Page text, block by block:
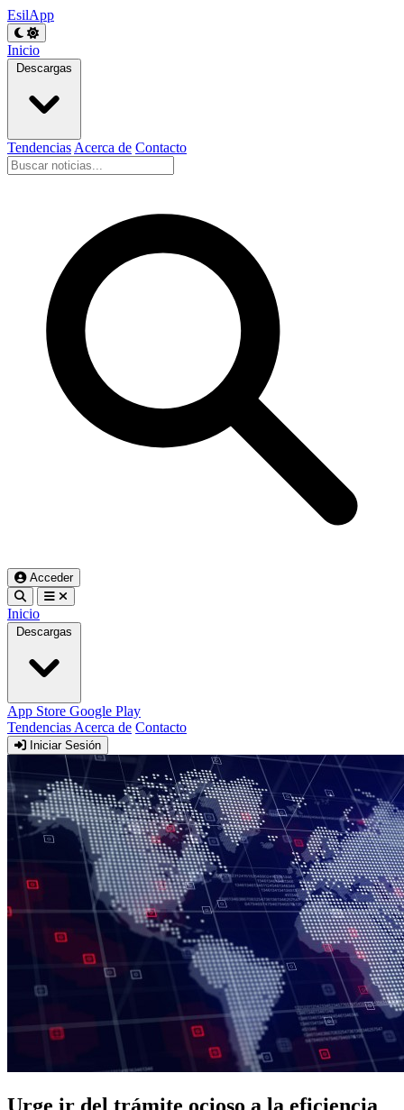
EsilApp
Inicio
Descargas
Tendencias Acerca de Contacto
Acceder
Inicio
Descargas
App Store Google Play
Tendencias Acerca de Contacto
Iniciar Sesión